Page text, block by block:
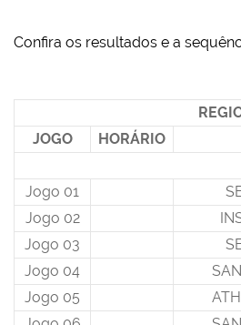
Confira os resultados e a
JOGO
HORÁRIO
Jogo 01
Jogo 02
Jogo 03
Jogo 04
Jogo 05